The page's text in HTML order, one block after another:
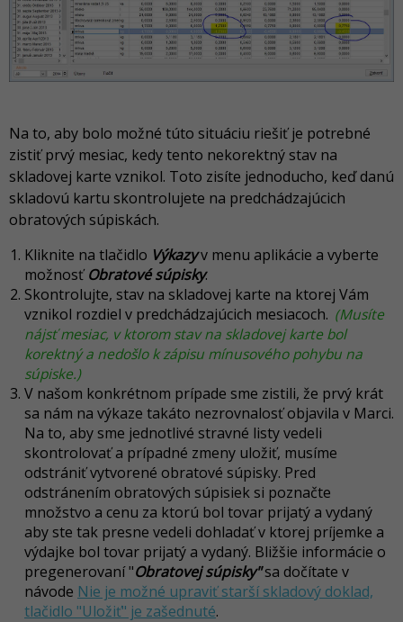
Na to, aby bolo možné túto situáciu riešiť je potrebné
zistiť prvý mesiac, kedy tento nekorektný stav na
skladovej karte vznikol. Toto zisíte jednoducho, keď danú
skladovú kartu skontrolujete na predchádzajúcich
obratových súpiskách.
Kliknite na tlačidlo Výkazyv menu aplikácie a vyberte
možnosť Obratové súpisky.
Skontrolujte, stav na skladovej karte na ktorej Vám
vznikol rozdiel v predchádzajúcich mesiacoch. (Musíte
nájsť mesiac, v ktorom stav na skladovej karte bol
korektný a nedošlo k zápisu mínusového pohybu na
súpiske.)
V našom konkrétnom prípade sme zistili, že prvý krát
sa nám na výkaze takáto nezrovnalosť objavila v Marci.
Na to, aby sme jednotlivé stravné listy vedeli
skontrolovať a prípadné zmeny uložiť, musíme
odstrániť vytvorené obratové súpisky. Pred
odstránením obratových súpisiek si poznačte
množstvo a cenu za ktorú bol tovar prijatý a vydaný
aby ste tak presne vedeli dohladať v ktorej príjemke a
výdajke bol tovar prijatý a vydaný. Bližšie informácie o
pregenerovaní "Obratovej súpisky"sa dočítate v
návode Nie je možné upraviť starší skladový doklad,
tlačidlo "Uložiť" je zašednuté.